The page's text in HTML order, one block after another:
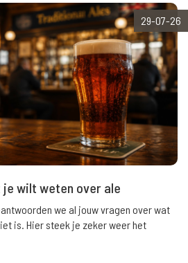
29-07-26
wilt weten over ale
we al jouw vragen over wat
is. Hier steek je zeker weer het